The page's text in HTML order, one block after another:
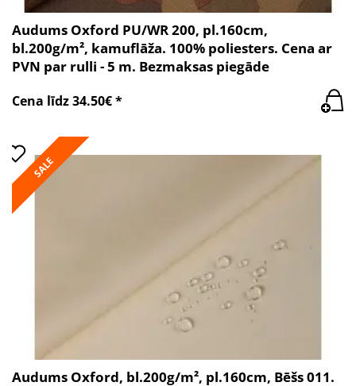
Audums Oxford PU/WR 200, pl.160cm,
bl.200g/m², kamuflāža. 100% poliesters. Cena ar
PVN par rulli - 5 m. Bezmaksas piegāde
Cena līdz 34.50€ *
SALE
Audums Oxford, bl.200g/m², pl.160cm, Bēšs 011.